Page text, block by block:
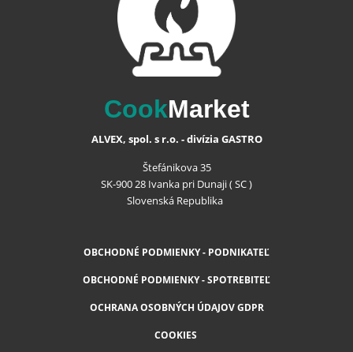
CookMarket
ALVEX, spol. s r.o. - divízia GASTRO
Štefánikova 35
SK-900 28 Ivanka pri Dunaji ( SC )
Slovenská Republika
OBCHODNÉ PODMIENKY - PODNIKATEĽ
OBCHODNÉ PODMIENKY - SPOTREBITEĽ
OCHRANA OSOBNÝCH ÚDAJOV GDPR
COOKIES